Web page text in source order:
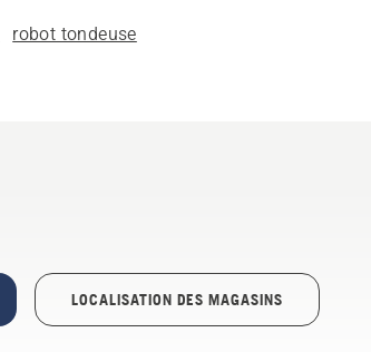
robot tondeuse
LOCALISATION DES MAGASINS